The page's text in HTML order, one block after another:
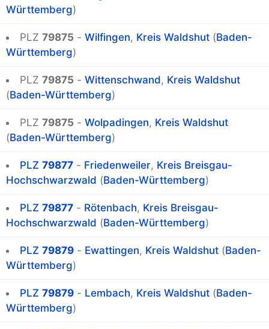
Württemberg)
PLZ 79875 - Wilfingen, Kreis Waldshut (Baden-
Württemberg)
PLZ 79875 - Wittenschwand, Kreis Waldshut
(Baden-Württemberg)
PLZ 79875 - Wolpadingen, Kreis Waldshut
(Baden-Württemberg)
PLZ 79877 - Friedenweiler, Kreis Breisgau-
Hochschwarzwald (Baden-Württemberg)
PLZ 79877 - Rötenbach, Kreis Breisgau-
Hochschwarzwald (Baden-Württemberg)
PLZ 79879 - Ewattingen, Kreis Waldshut (Baden-
Württemberg)
PLZ 79879 - Lembach, Kreis Waldshut (Baden-
Württemberg)